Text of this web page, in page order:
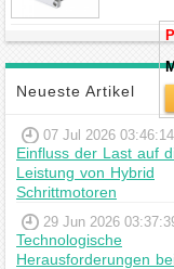
Neueste Artikel
07 Jul 2026 03:46:14
Einfluss der Last auf
Leistung von Hybrid
Schrittmotoren
29 Jun 2026
Technologische
Herausforderungen